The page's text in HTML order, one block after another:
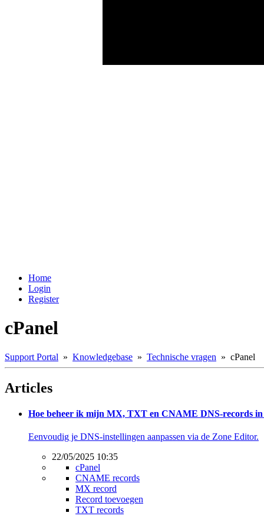
Home
Login
Register
cPanel
Support Portal » Knowledgebase » Technische vragen » cPanel
Articles
Hoe beheer ik mijn MX, TXT en CNAME DNS-records in
Eenvoudig je DNS-instellingen aanpassen via de Zone Editor.
22/05/2025 10:35
cPanel
CNAME records
MX record
Record toevoegen
TXT records